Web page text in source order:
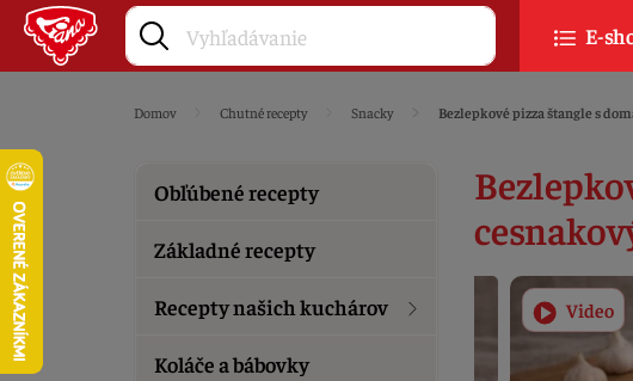
Domov Chutné recepty Snacky Bezlepkové pizza štangle s
Obľúbené recepty
Základné recepty
Recepty našich kuchárov
Koláče a bábovky
Video
E-